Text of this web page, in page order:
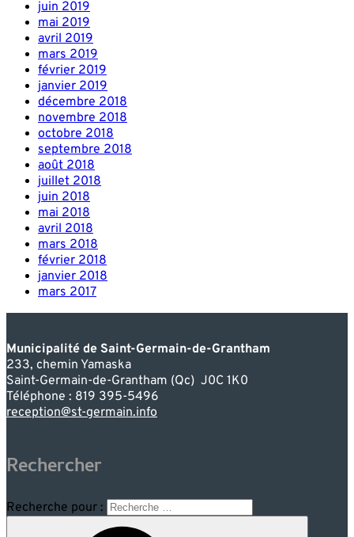
juin 2019
mai 2019
avril 2019
mars 2019
février 2019
janvier 2019
décembre 2018
novembre 2018
octobre 2018
septembre 2018
août 2018
juillet 2018
juin 2018
mai 2018
avril 2018
mars 2018
février 2018
janvier 2018
mars 2017
Municipalité de Saint-Germain-de-Grantham
233, chemin Yamaska
Saint-Germain-de-Grantham (Qc) J0C 1K0
Téléphone : 819 395-5496
reception@st-germain.info
Rechercher
Recherche pour :